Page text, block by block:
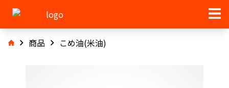
商品 こめ油(米油)